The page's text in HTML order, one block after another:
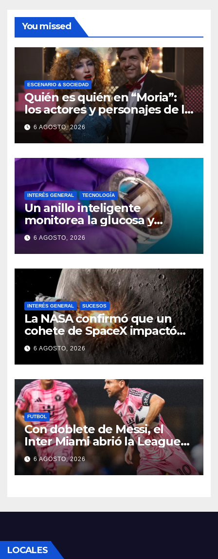
You missed
ESCENARIO & SOCIEDAD
Quién es quién en “Moria”:
los actores y personajes de la
serie
6 AGOSTO, 2026
INTERÉS GENERAL TECNOLOGÍA
Un anillo inteligente
monitorea la glucosa y
cetonas en sangre
6 AGOSTO, 2026
INTERÉS GENERAL SUCESOS
La NASA confirmó que un
cohete de SpaceX impactó
en la Luna
6 AGOSTO, 2026
FUTBOL
Con doblete de Messi, el
Inter Miami abrió la Leagues
Cup con un triunfo
6 AGOSTO, 2026
LOCALES